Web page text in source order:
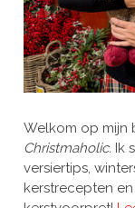
Welkom op mijn
Christmaholic. Ik
versiertips,
kerstrecepten